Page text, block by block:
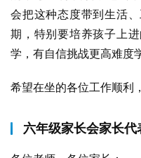
会把这种态度带到生活
期，特别要培养孩子上
学，有自信挑战更高难度
希望在坐的各位工作顺利
六年级家长会家长